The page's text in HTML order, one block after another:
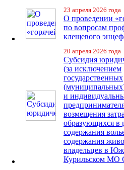
23 апреля 2026 года
О проведении
по вопросам
клещевого
20 апреля 2026 года
Субсидия
(за исключением
государственных
и
возмещения
образующихся в
содержания
содержания
владельцев в
Курильском МО